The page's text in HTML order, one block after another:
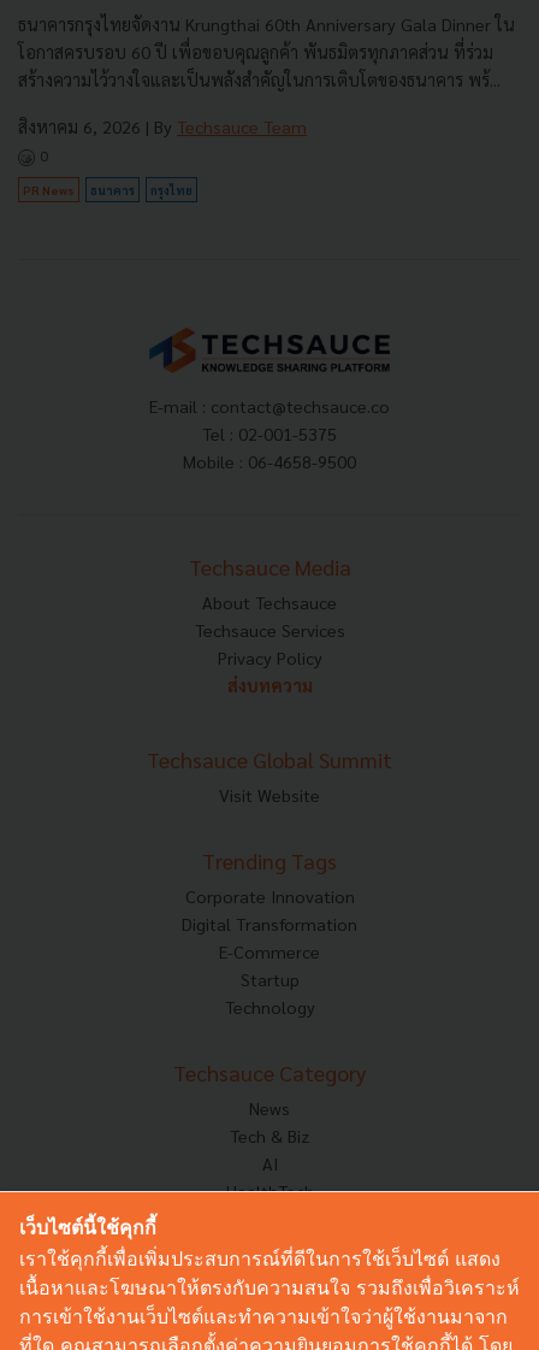
ธนาคารกรุงไทยจัดงาน Krungthai 60th Anniversary Gala Dinner ใน
โอกาสครบรอบ 60 ปี เพื่อขอบคุณลูกค้า พันธมิตรทุกภาคส่วน ที่ร่วม
สร้างความไว้วางใจและเป็นพลังสำคัญในการเติบโตของธนาคาร พร้...
สิงหาคม 6, 2026 | By Techsauce Team
0
PR News ธนาคาร กรุงไทย
E-mail : contact@techsauce.co
Tel : 02-001-5375
Mobile : 06-4658-9500
Techsauce Media
About Techsauce
Techsauce Services
Privacy Policy
ส่งบทความ
Techsauce Global Summit
Visit Website
Trending Tags
Corporate Innovation
Digital Transformation
E-Commerce
Startup
Technology
Techsauce Category
News
Tech & Biz
AI
HealthTech
Corp Innov
Saucy Thoughts
Based On
Sustainable
เว็บไซต์นี้ใช้คุกกี้
เราใช้คุกกี้เพื่อเพิ่มประสบการณ์ที่ดีในการใช้เว็บไซต์ แสดง
เนื้อหาและโฆษณาให้ตรงกับความสนใจ รวมถึงเพื่อวิเคราะห์
การเข้าใช้งานเว็บไซต์และทำความเข้าใจว่าผู้ใช้งานมาจาก
ที่ใด คุณสามารถเลือกตั้งค่าความยินยอมการใช้คุกกี้ได้ โดย